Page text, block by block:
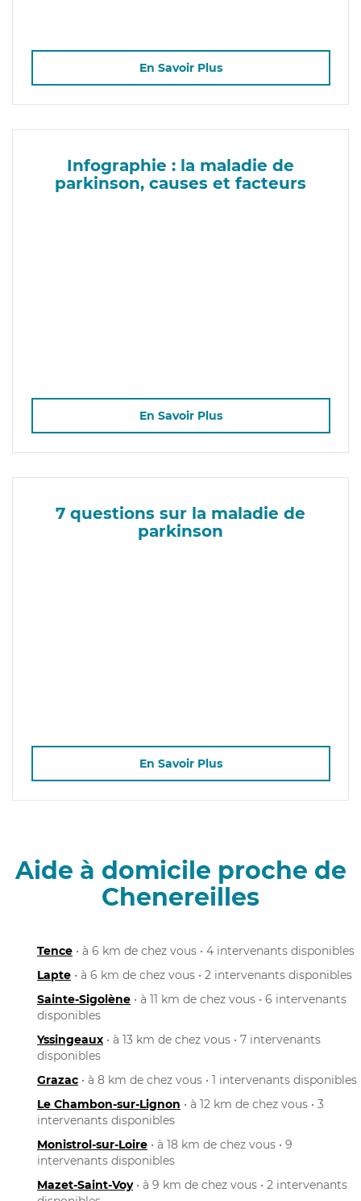
En Savoir Plus
Infographie : la maladie de
parkinson, causes et facteurs
En Savoir Plus
7 questions sur la maladie de
parkinson
En Savoir Plus
Aide à domicile proche de
Chenereilles
Tence • à 6 km de chez vous • 4 intervenants disponibles
Lapte • à 6 km de chez vous • 2 intervenants disponibles
Sainte-Sigolène • à 11 km de chez vous • 6 intervenants
disponibles
Yssingeaux • à 13 km de chez vous • 7 intervenants
disponibles
Grazac • à 8 km de chez vous • 1 intervenants disponibles
Le Chambon-sur-Lignon • à 12 km de chez vous • 3
intervenants disponibles
Monistrol-sur-Loire • à 18 km de chez vous • 9
intervenants disponibles
Mazet-Saint-Voy• à 9 km de chez vous • 2 intervenants